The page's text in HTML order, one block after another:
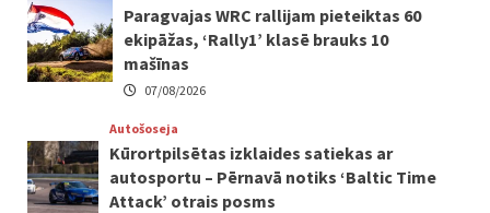
Paragvajas WRC rallijam pieteiktas 60
ekipāžas, ‘Rally1’ klasē brauks 10
mašīnas
07/08/2026
Autošoseja
Kūrortpilsētas izklaides satiekas ar
autosportu – Pērnavā notiks ‘Baltic Time
Attack’ otrais posms